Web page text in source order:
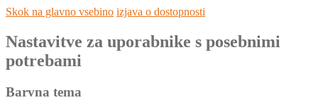
Skok na glavno vsebino izjava o dostopnosti
Nastavitve za uporabnike s posebnimi
potrebami
Barvna tema